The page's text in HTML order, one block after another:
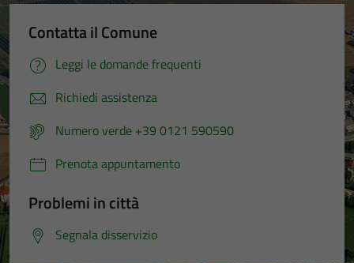
Contatta il Comune
Leggi le domande frequenti
Richiedi assistenza
Numero verde +39 0121 590590
Prenota appuntamento
Problemi in città
Segnala disservizio